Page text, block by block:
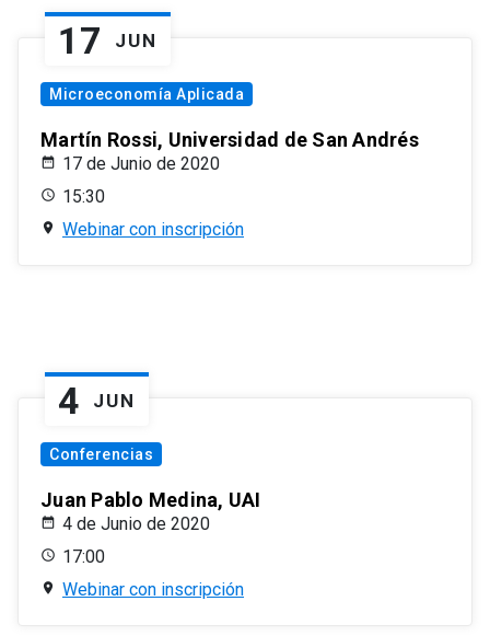
17 JUN
Microeconomía Aplicada
Martín Rossi, Universidad de San Andrés
17 de Junio de 2020
15:30
Webinar con inscripción
4 JUN
Conferencias
Juan Pablo Medina, UAI
4 de Junio de 2020
17:00
Webinar con inscripción